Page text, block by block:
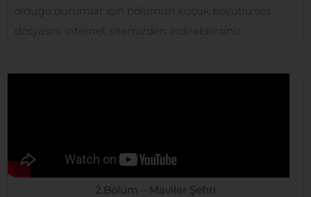
olduğu durumlar için bölümün küçük boyutlu ses
dosyasını internet sitemizden indirebilirsiniz.
2.Bölüm – Maviler Şehri